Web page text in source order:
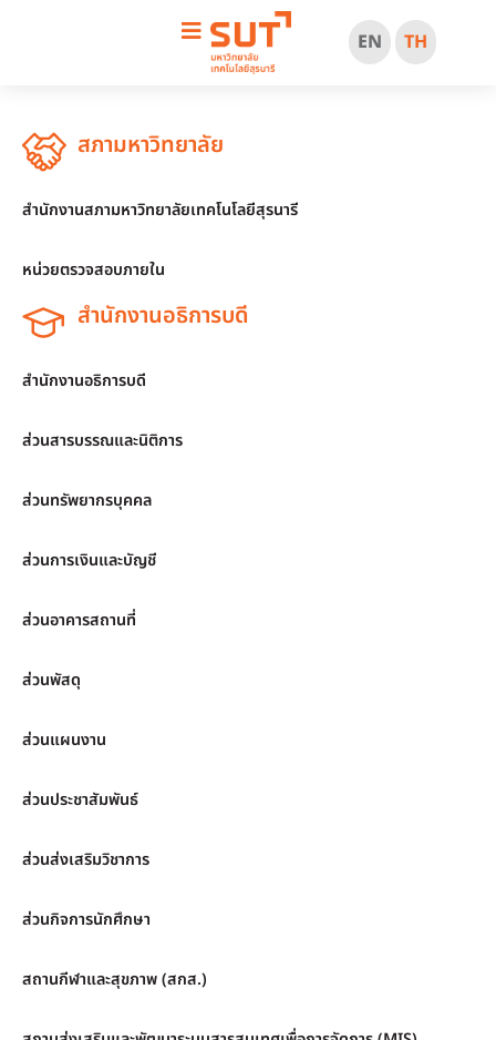
EN TH
สภามหาวิทยาลัย
สำนักงานสภามหาวิทยาลัยเทคโนโลยีสุรนารี
หน่วยตรวจสอบภายใน
สำนักงานอธิการบดี
สำนักงานอธิการบดี
ส่วนสารบรรณและนิติการ
ส่วนทรัพยากรบุคคล
ส่วนการเงินและบัญชี
ส่วนอาคารสถานที่
ส่วนพัสดุ
ส่วนแผนงาน
ส่วนประชาสัมพันธ์
ส่วนส่งเสริมวิชาการ
ส่วนกิจการนักศึกษา
สถานกีฬาและสุขภาพ (สกส.)